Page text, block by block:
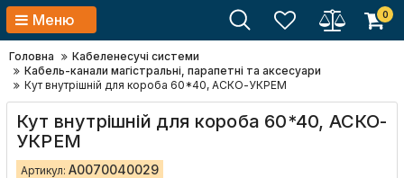
Меню 0
Головна
Кабеленесучі системи
Кабель-канали магістральні, парапетні та аксесуари
Кут внутрішній для короба 60*40, АСКО-УКРЕМ
Кут внутрішній для короба 60*40, АСКО-
УКРЕМ
Артикул: A0070040029